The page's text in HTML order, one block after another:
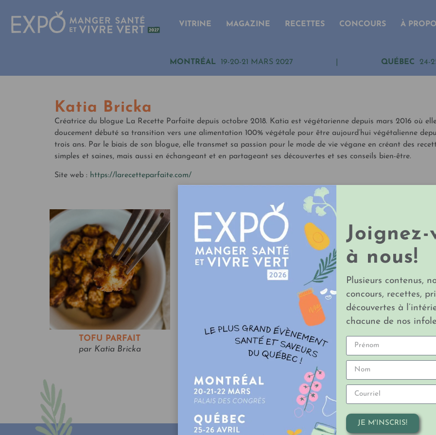
VITRINE MAGAZINE RECETTES CONCOURS À
MONTRÉAL19-20-21 MARS 2027 QUÉBEC 24-
Katia Bricka
Créatrice du blogue La Recette Parfaite depuis octobre 2018. Katia est végétarienne depuis mars 2016 où
doucement débuté sa transition vers une alimentation 100% végétale pour être aujourd’hui végétalienne
trois ans. Par le biais de son blogue, elle transmet sa passion pour le mode de vie végane en créant des
simples et saines, mais aussi en échangeant et en partageant ses découvertes et ses conseils bien-être.
Site web : https://larecetteparfaite.com/
TOFU PARFAIT
par Katia Bricka
LA MEILLEURE
TOURTIÈRE VÉGANE
par Katia Bricka
LA MEILLEURE
TOURTIÈRE
par Katia Bricka
Joignez-
à nous!
Plusieurs contenus,
concours, recettes,
découvertes à
chacune de nos
JE M'INSCRIS!